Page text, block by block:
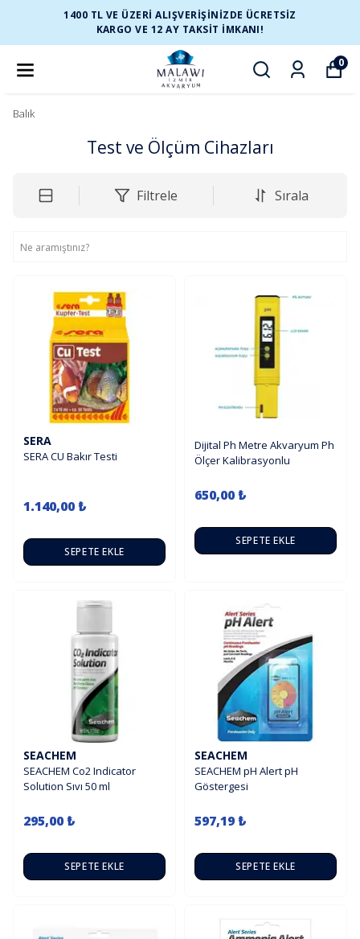
1400 TL VE ÜZERİ ALIŞVERİŞİNİZDE ÜCRETSİZ
KARGO VE 12 AY TAKSİT İMKANI!
0
Balık
Test ve Ölçüm Cihazları
Filtrele Sırala
SERA
SERA CU Bakır Testi
1.140,00 ₺
SEPETE EKLE
Dijital Ph Metre Akvaryum Ph
Ölçer Kalibrasyonlu
650,00 ₺
SEPETE EKLE
SEACHEM
SEACHEM Co2 Indicator
Solution Sıvı 50 ml
295,00 ₺
SEPETE EKLE
SEACHEM
SEACHEM pH Alert pH
Göstergesi
597,19 ₺
SEPETE EKLE